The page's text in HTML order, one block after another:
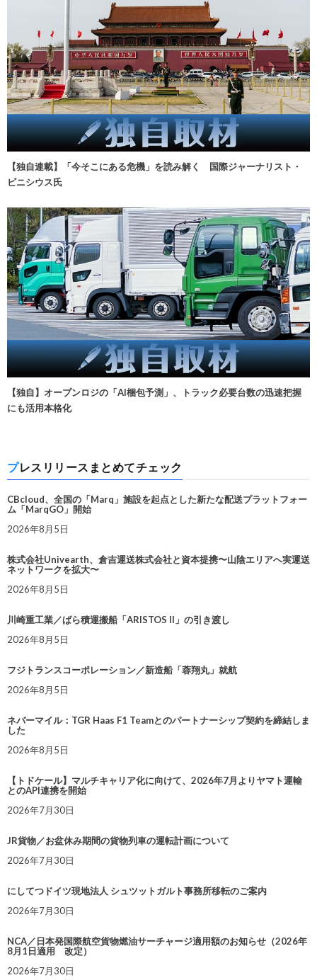
【独自連載】「今そこにある危機」を読み解く 国際ジャーナリスト・
ビニシウス氏
【独自】オープンロジの「AI梱包予測」、トラック必要台数の迅速把握
にも活用本格化
プレスリリースまとめてチェック
CBcloud、全国の「Marq」施設を起点とした新たな配送プラットフォー
ム「MarqGO」開始
2026年8月5日
株式会社Univearth、倉吉運送株式会社と資本提携〜山陰エリアへ実運送
ネットワークを拡大〜
2026年8月5日
川崎重工業／ばら積運搬船「ARISTOS II」の引き渡し
2026年8月5日
フジトランスコーポレーション／新造船「蓉翔丸」就航
2026年8月5日
ネバーマイル：TGR Haas F1 Teamとのパートナーシップ契約を締結しま
した
2026年8月5日
【トドケール】マルチキャリア化に向けて、2026年7月よりヤマト運輸
とのAPI連携を開始
2026年7月30日
JR貨物／お盆休み期間の貨物列車の運転計画について
2026年7月30日
にしてつドイツ現地法人 シュツットガルト事務所移転のご案内
2026年7月30日
NCA／日本発国際航空貨物燃油サーチャージ適用額のお知らせ（2026年
8月1日適用 改定）
2026年7月30日